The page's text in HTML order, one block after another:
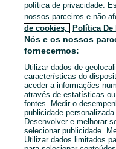
Mapa do site
Mapa das freguesias
Mapa de mini-sites
Pesquisas populares
política de privacidade.
nossos parceiros e não
de cookies,
Política De
Nós e os nossos
fornecermos:
Utilizar dados de
características do
aceder a informações
através de estatísticas
fontes. Medir o
publicidade
Desenvolver e melhorar
selecionar publicidade.
Utilizar dados limitados